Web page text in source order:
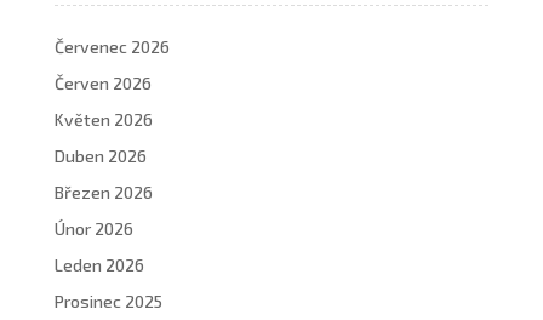
Červenec 2026
Červen 2026
Květen 2026
Duben 2026
Březen 2026
Únor 2026
Leden 2026
Prosinec 2025